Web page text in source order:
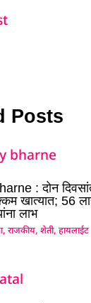
Posts
: दोन
खात्यात; 56
लाभ
,राजकीय,शेती,हायलाईट